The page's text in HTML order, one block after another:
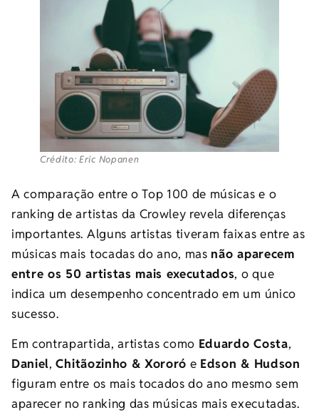
Crédito: Eric Nopanen
A comparação entre o Top 100 de músicas e o
ranking de artistas da Crowley revela diferenças
importantes. Alguns artistas tiveram faixas entre as
músicas mais tocadas do ano, mas não aparecem
entre os 50 artistas mais executados, o que
indica um desempenho concentrado em um único
sucesso.
Em contrapartida, artistas como Eduardo Costa,
Daniel,Chitãozinho & Xororó e Edson & Hudson
figuram entre os mais tocados do ano mesmo sem
aparecer no ranking das músicas mais executadas.